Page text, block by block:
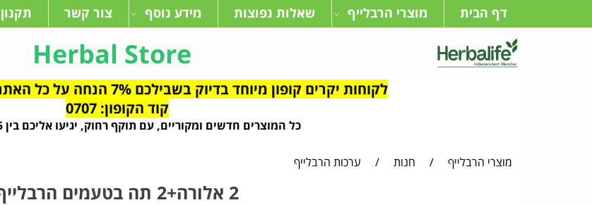
Herbal Store
דף הבית מוצרי הרבלייף שאלות נפוצות מידע נוסף צור קשר תקנון
לקוחות יקרים קופון מיוחד בדיוק בשבילכם 7% הנחה על כל האתר ברכישות מעל 640 ש"ח
קוד הקופון: 0707
כל המוצרים חדשים ומקוריים, עם תוקף רחוק, יגיעו אליכם בין 3-5 ימי עסקים
מוצרי הרבלייף / חנות / ערכות הרבלייף
2 אלורה+2 תה בטעמים הרבלייף